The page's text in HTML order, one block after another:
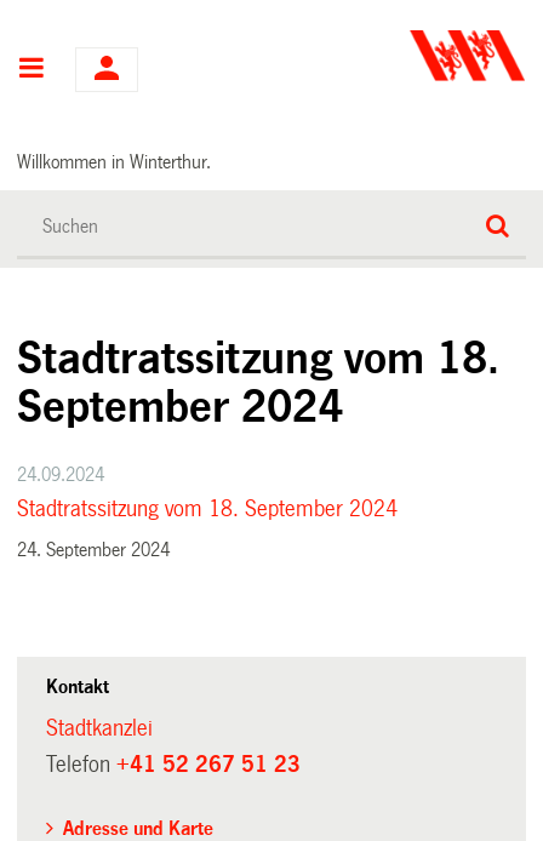
Hauptnavigation
Willkommen in Winterthur.
Stadtratssitzung vom 18.
September 2024
24.09.2024
Stadtratssitzung vom 18. September 2024
24. September 2024
Kontakt
Stadtkanzlei
Telefon+41 52 267 51 23
Adresse und Karte